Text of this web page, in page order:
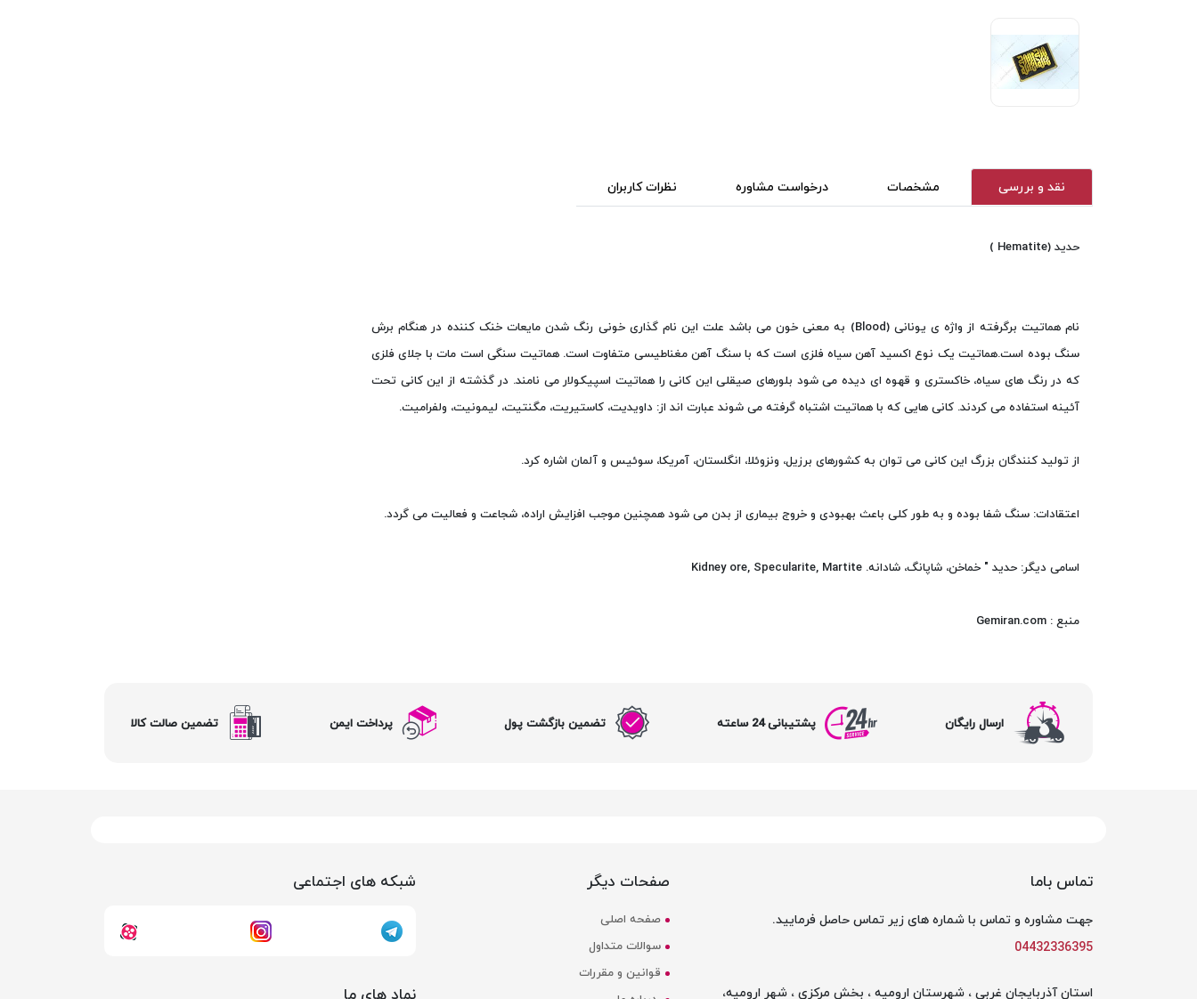
نقد و بررسی مشخصات درخواست مشاوره نظرات کاربران
حدید (Hematite )
نام هماتیت برگرفته از واژه ی یونانی (Blood) به معنی خون می باشد علت این نام گذاری خونی رنگ شدن مایعات خنک کننده در هنگام برش
سنگ بوده است.هماتیت یک نوع اکسید آهن سیاه فلزی است که با سنگ آهن مغناطیسی متفاوت است. هماتیت سنگی است مات با جلای فلزی
که در رنگ های سیاه، خاکستری و قهوه ای دیده می شود بلورهای صیقلی این کانی را هماتیت اسپیکولار می نامند. در گذشته از این کانی تحت
آئینه استفاده می کردند. کانی هایی که با هماتیت اشتباه گرفته می شوند عبارت اند از: داویدیت، کاستیریت، مگنتیت، لیمونیت، ولفرامیت.
از تولید کنندگان بزرگ این کانی می توان به کشورهای برزیل، ونزوئلا، انگلستان، آمریکا، سوئیس و آلمان اشاره کرد.
اعتقادات: سنگ شفا بوده و به طور کلی باعث بهبودی و خروج بیماری از بدن می شود همچنین موجب افزایش اراده، شجاعت و فعالیت می گردد.
اسامی دیگر: حدید " خماخن، شاپانگ، شادانه. Kidney ore, Specularite, Martite
منبع : Gemiran.com
ارسال رایگان پشتیبانی 24 ساعته تضمین بازگشت پول پرداخت ایمن تضمین صالت کالا
تماس باما
جهت مشاوره و تماس با شماره های زیر تماس حاصل فرمایید.
04432336395
استان آذربایجان غربی ، شهرستان ارومیه ، بخش مرکزی ، شهر ارومیه،
صفحات دیگر
صفحه اصلی
سوالات متداول
قوانین و مقررات
شبکه های اجتماعی